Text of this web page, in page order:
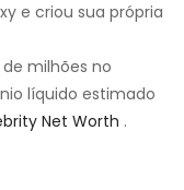
e criou sua própria
milhões no
líquido estimado
Net Worth .